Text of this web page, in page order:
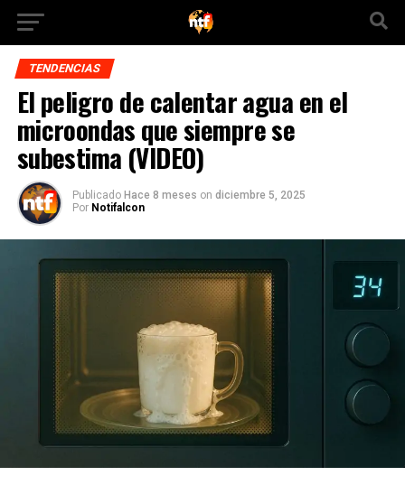
TENDENCIAS
El peligro de calentar agua en el
microondas que siempre se
subestima (VIDEO)
Publicado Hace 8 meses on diciembre 5, 2025
Por Notifalcon